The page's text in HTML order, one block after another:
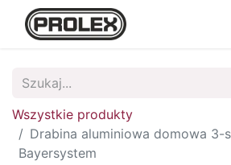
Wszystkie produkty
Drabina aluminiowa domowa 3-
Bayersystem